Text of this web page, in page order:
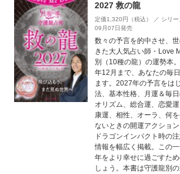
2027 救の龍
定価1,320円（税込） ／ シリ
09月07日発売
数々の予言を的中させ、
きた大人気占い師・Love
別（10種の龍）の運勢本
年12月まで、あなたの毎
ます。2027年の予言をは
法、基本性格、月運＆毎
オリズム、総合運、恋愛
康運、相性、オーラ、何
ないときの開運アクション
ドラゴンインパクト時の
情報を幅広く掲載。この
年をより幸せに過ごすた
しょう。本書は守護龍別